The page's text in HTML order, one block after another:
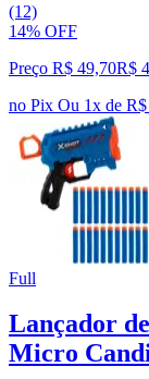
(12)
14% OFF
Preço R$ 49,70R$
no Pix Ou 1x de
Full
Lançador
Micro